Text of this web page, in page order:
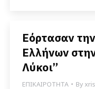
Εόρτασαν
Ελλήνων
Λύκοι”
ΕΠΙΚΑΙΡΟΤΗΤΑ By